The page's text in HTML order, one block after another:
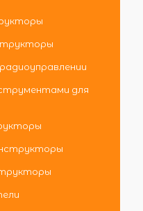
для